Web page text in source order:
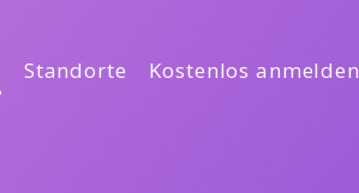
Standorte Kostenlos anmelden